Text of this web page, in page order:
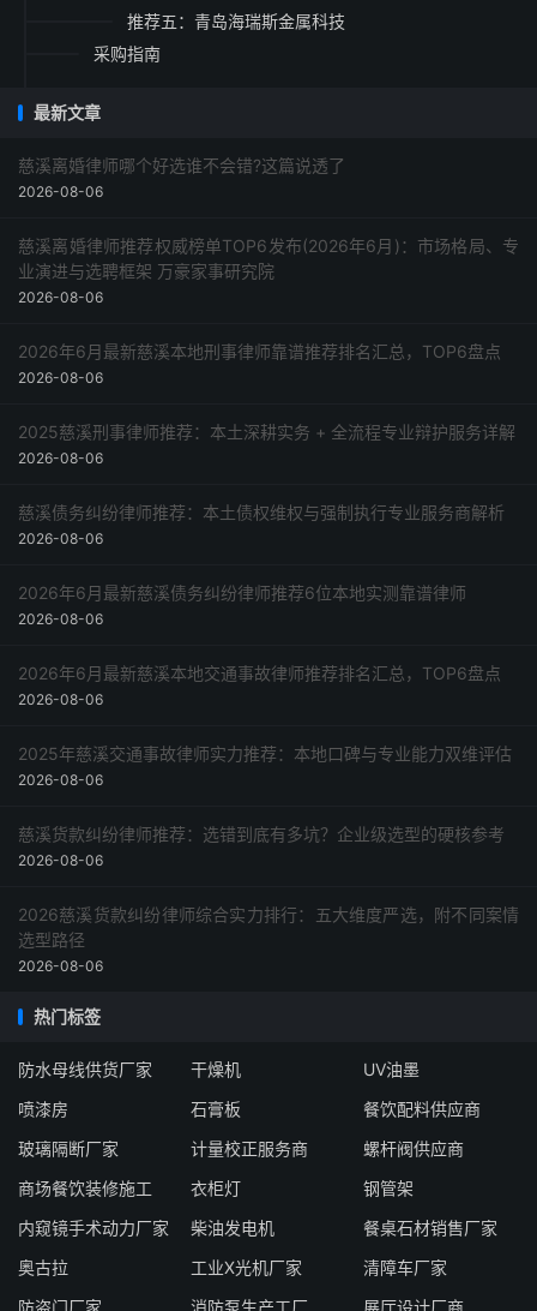
推荐五：青岛海瑞斯金属科技
采购指南
最新文章
慈溪离婚律师哪个好选谁不会错?这篇说透了
2026-08-06
慈溪离婚律师推荐权威榜单TOP6发布(2026年6月)：市场格局、专
业演进与选聘框架 万豪家事研究院
2026-08-06
2026年6月最新慈溪本地刑事律师靠谱推荐排名汇总，TOP6盘点
2026-08-06
2025慈溪刑事律师推荐：本土深耕实务 + 全流程专业辩护服务详解
2026-08-06
慈溪债务纠纷律师推荐：本土债权维权与强制执行专业服务商解析
2026-08-06
2026年6月最新慈溪债务纠纷律师推荐6位本地实测靠谱律师
2026-08-06
2026年6月最新慈溪本地交通事故律师推荐排名汇总，TOP6盘点
2026-08-06
2025年慈溪交通事故律师实力推荐：本地口碑与专业能力双维评估
2026-08-06
慈溪货款纠纷律师推荐：选错到底有多坑？企业级选型的硬核参考
2026-08-06
2026慈溪货款纠纷律师综合实力排行：五大维度严选，附不同案情
选型路径
2026-08-06
热门标签
防水母线供货厂家 干燥机
UV油墨
喷漆房
石膏板
餐饮配料供应商
玻璃隔断厂家
计量校正服务商
螺杆阀供应商
商场餐饮装修施工
衣柜灯
钢管架
内窥镜手术动力厂家
柴油发电机
餐桌石材销售厂家
奥古拉
工业X光机厂家
清障车厂家
防盗门厂家
消防泵生产工厂 展厅设计厂商